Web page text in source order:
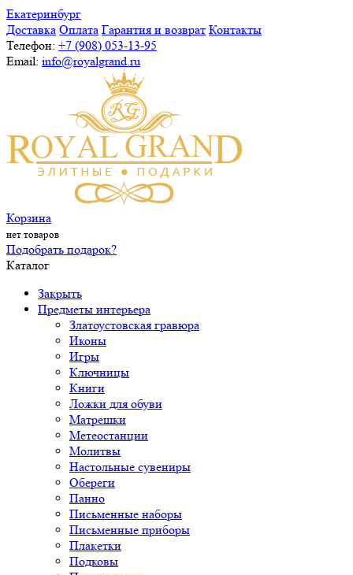
Екатеринбург
Доставка Оплата Гарантия и возврат Контакты
Телефон: +7 (908) 053-13-95
Email: info@royalgrand.ru
Корзина
нет товаров
Подобрать подарок?
Каталог
Закрыть
Предметы интерьера
Златоустовская гравюра
Иконы
Игры
Ключницы
Книги
Ложки для обуви
Матрешки
Метеостанции
Молитвы
Настольные сувениры
Обереги
Панно
Письменные наборы
Письменные приборы
Плакетки
Подковы